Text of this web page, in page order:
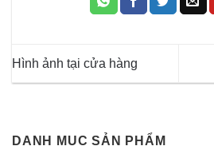
Hình ảnh tại cửa hàng
DANH MỤC SẢN PHẨM